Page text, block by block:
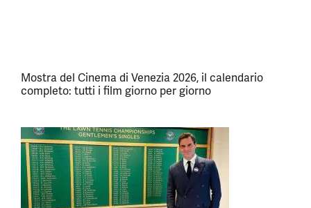
Mostra del Cinema di Venezia 2026, il calendario
completo: tutti i film giorno per giorno